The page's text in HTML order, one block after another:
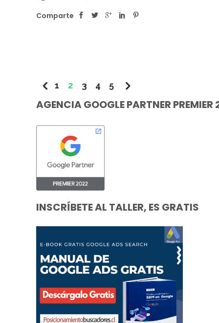
Comparte
1 2 3 4 5
AGENCIA GOOGLE PARTNER PREMIER
INSCRÍBETE AL TALLER, ES GRATIS